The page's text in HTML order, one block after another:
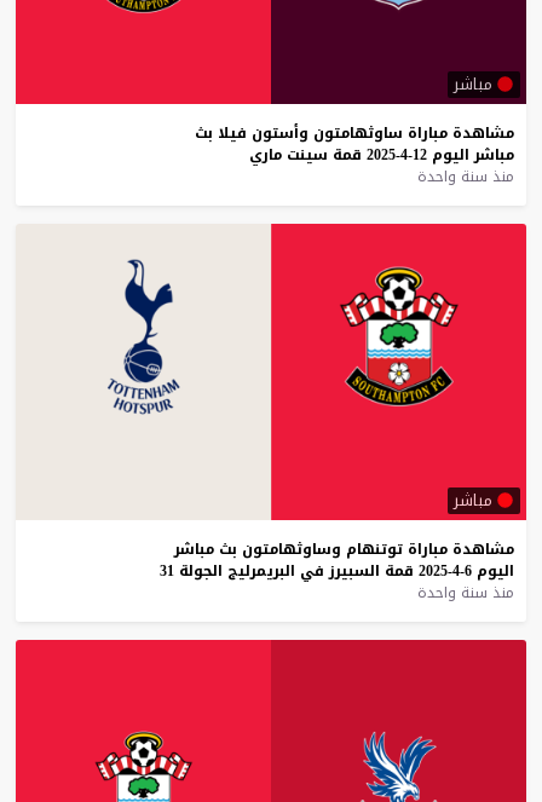
مباشر
مشاهدة مباراة ساوثهامتون وأستون فيلا بث
مباشر اليوم 12-4-2025 قمة سينت ماري
منذ سنة واحدة
مباشر
مشاهدة مباراة توتنهام وساوثهامتون بث مباشر
اليوم 6-4-2025 قمة السبيرز في البريمرليج الجولة 31
منذ سنة واحدة